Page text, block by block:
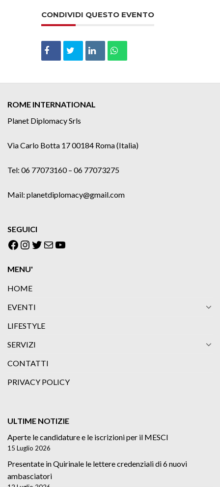
CONDIVIDI QUESTO EVENTO
ROME INTERNATIONAL
Planet Diplomacy Srls
Via Carlo Botta 17 00184 Roma (Italia)
Tel: 06 77073160 – 06 77073275
Mail: planetdiplomacy@gmail.com
SEGUICI
Facebook
Instagram
Twitter
EmailYouTube
MENU'
HOME
EVENTI
LIFESTYLE
SERVIZI
CONTATTI
PRIVACY POLICY
ULTIME NOTIZIE
Aperte le candidature e le iscrizioni per il MESCI
15 Luglio 2026
Presentate in Quirinale le lettere credenziali di 6 nuovi
ambasciatori